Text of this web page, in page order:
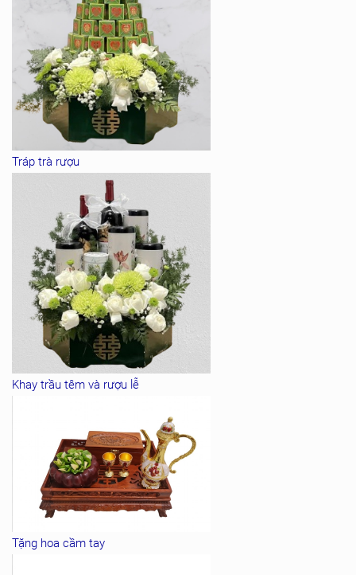
Tráp trà rượu
Khay trầu têm và rượu lễ
Tặng hoa cầm tay